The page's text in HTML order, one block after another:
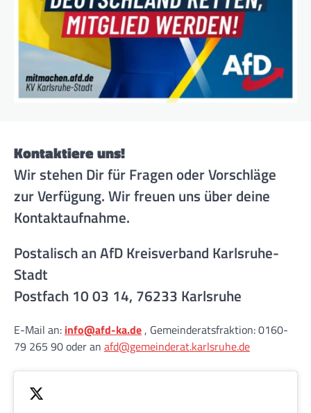
Kontaktiere uns!
Wir stehen Dir für Fragen oder Vorschläge
zur Verfügung. Wir freuen uns über deine
Kontaktaufnahme.
Postalisch an AfD Kreisverband Karlsruhe-
Stadt
Postfach 10 03 14, 76233 Karlsruhe
E-Mail an: info@afd-ka.de, Gemeinderatsfraktion: 0160-
79 265 90 oder an afd@gemeinderat.karlsruhe.de